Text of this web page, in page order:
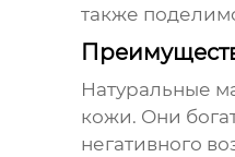
также
Натуральные
кожи. Они
негативного